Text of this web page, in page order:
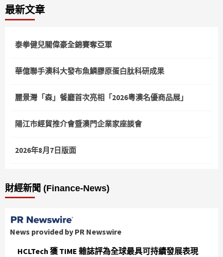
最新文章
泰拳健兒關偉豪全錦賽奪亞軍
華億聯手澳科大發布魚鱗膠原蛋白肽科研成果
麗景灣「森」餐廳首次亮相「2026粵澳名優商品展」
陽江市經貿推介會暨澳門企業家座談會
2026年8月7日版面
財經新聞 (Finance-News)
News provided by PR Newswire
HCLTech 獲 TIME 雜誌評為全球最具可持續發展表現